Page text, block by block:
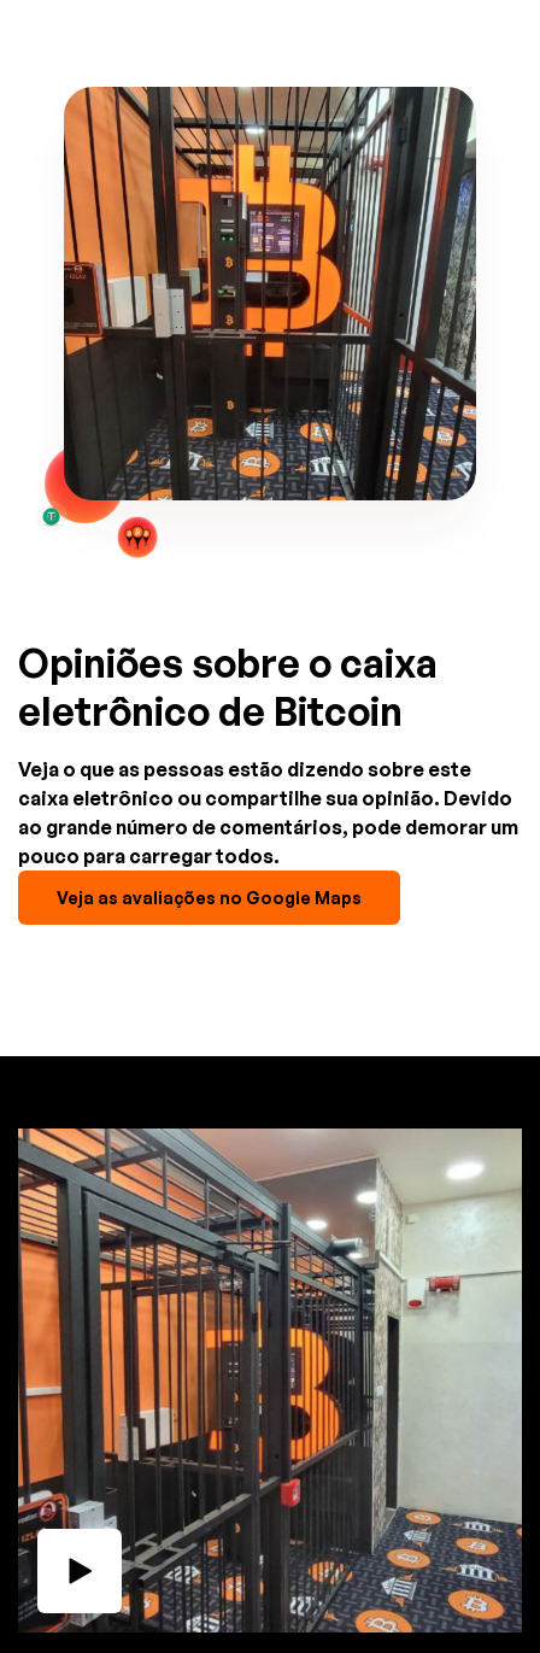
Opiniões sobre o caixa
eletrônico de Bitcoin
Veja o que as pessoas estão dizendo sobre este
caixa eletrônico ou compartilhe sua opinião. Devido
ao grande número de comentários, pode demorar um
pouco para carregar todos.
Veja as avaliações no Google Maps